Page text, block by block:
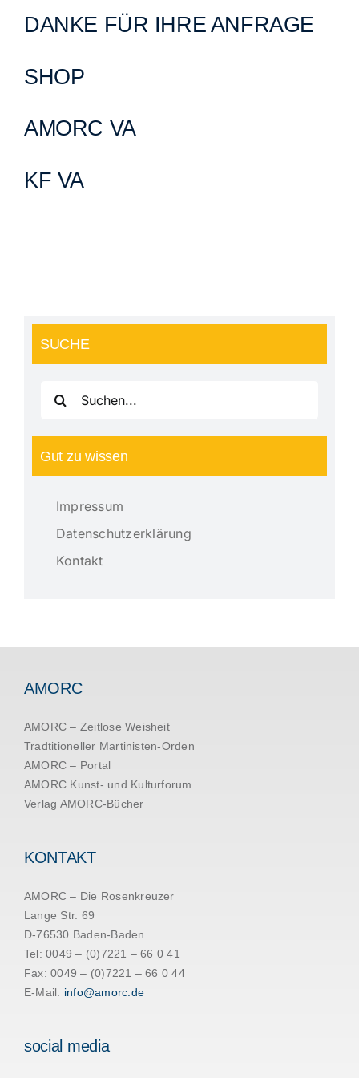
DANKE FÜR IHRE ANFRAGE
SHOP
AMORC VA
KF VA
SUCHE
nach:
Gut zu wissen
Impressum
Datenschutzerklärung
Kontakt
AMORC
AMORC – Zeitlose Weisheit
Tradtitioneller Martinisten-Orden
AMORC – Portal
AMORC Kunst- und Kulturforum
Verlag AMORC-Bücher
KONTAKT
AMORC – Die Rosenkreuzer
Lange Str. 69
D-76530 Baden-Baden
Tel: 0049 – (0)7221 – 66 0 41
Fax: 0049 – (0)7221 – 66 0 44
E-Mail: info@amorc.de
social media